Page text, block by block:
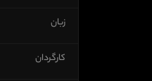
زبان
کارگردان